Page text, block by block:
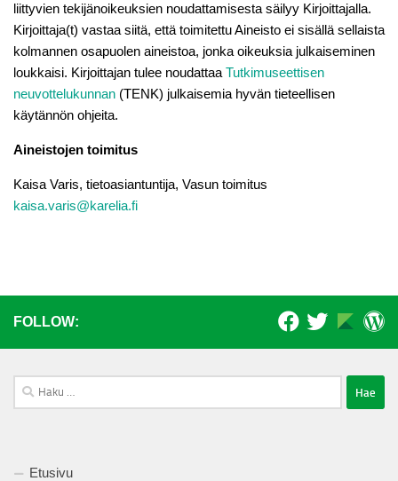
liittyvien tekijänoikeuksien noudattamisesta säilyy Kirjoittajalla.
Kirjoittaja(t) vastaa siitä, että toimitettu Aineisto ei sisällä sellaista
kolmannen osapuolen aineistoa, jonka oikeuksia julkaiseminen
loukkaisi. Kirjoittajan tulee noudattaa Tutkimuseettisen
neuvottelukunnan (TENK) julkaisemia hyvän tieteellisen
käytännön ohjeita.
Aineistojen toimitus
Kaisa Varis, tietoasiantuntija, Vasun toimitus
kaisa.varis@karelia.fi
FOLLOW:
Haku:
Etusivu